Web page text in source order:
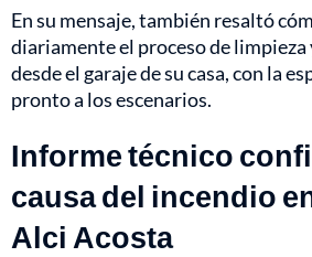
En su mensaje, también resaltó
diariamente el proceso de
desde el garaje de su casa, con la
pronto a los escenarios.
Informe técnico
causa del incendio
Alci Acosta